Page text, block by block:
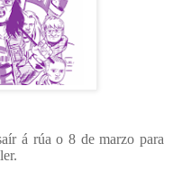
á rúa o 8 de marzo para